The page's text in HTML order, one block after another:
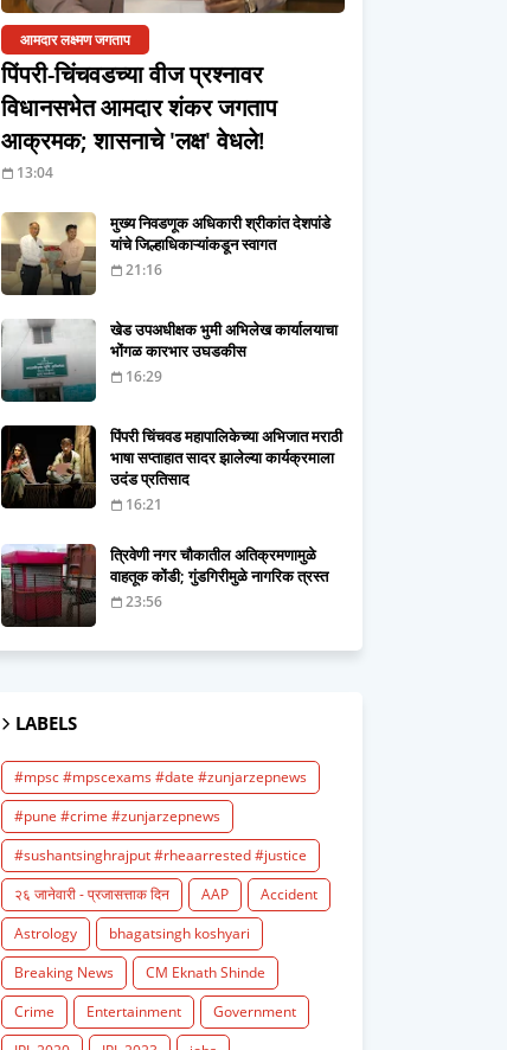
आमदार लक्ष्मण जगताप
पिंपरी-चिंचवडच्या वीज प्रश्नावर
विधानसभेत आमदार शंकर जगताप
आक्रमक; शासनाचे 'लक्ष' वेधले!
13:04
मुख्य निवडणूक अधिकारी श्रीकांत देशपांडे
यांचे जिल्हाधिकाऱ्यांकडून स्वागत
21:16
खेड उपअधीक्षक भुमी अभिलेख कार्यालयाचा
भोंगळ कारभार उघडकीस
16:29
पिंपरी चिंचवड महापालिकेच्या अभिजात मराठी
भाषा सप्ताहात सादर झालेल्या कार्यक्रमाला
उदंड प्रतिसाद
16:21
त्रिवेणी नगर चौकातील अतिक्रमणामुळे
वाहतूक कोंडी; गुंडगिरीमुळे नागरिक त्रस्त
23:56
LABELS
#mpsc #mpscexams #date #zunjarzepnews
#pune #crime #zunjarzepnews
#sushantsinghrajput #rheaarrested #justice
२६ जानेवारी - प्रजासत्ताक दिन
AAP
Accident
Astrology
bhagatsingh koshyari
Breaking News
CM Eknath Shinde
Crime
Entertainment
Government